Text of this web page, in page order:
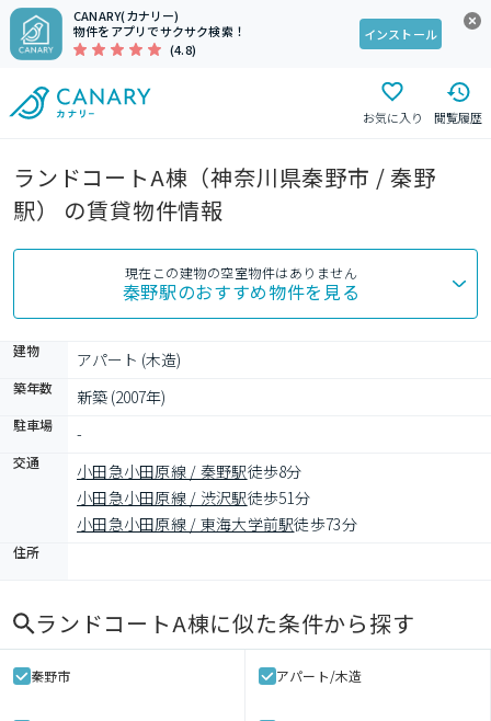
CANARY(カナリー)
物件をアプリでサクサク検索！
(4.8)
インストール
お気に入り 閲覧履歴
ランドコートA棟（神奈川県秦野市 / 秦野
駅） の賃貸物件情報
現在この建物の空室物件はありません
秦野駅のおすすめ物件を見る
建物 アパート (木造)
築年数 新築 (2007年)
駐車場 -
交通 小田急小田原線 / 秦野駅徒歩8分
小田急小田原線 / 渋沢駅徒歩51分
小田急小田原線 / 東海大学前駅徒歩73分
住所
ランドコートA棟に似た条件から探す
秦野市 アパート/木造